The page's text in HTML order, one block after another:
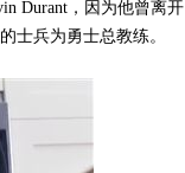
Durant，因为他曾离开
士兵为勇士总教练。